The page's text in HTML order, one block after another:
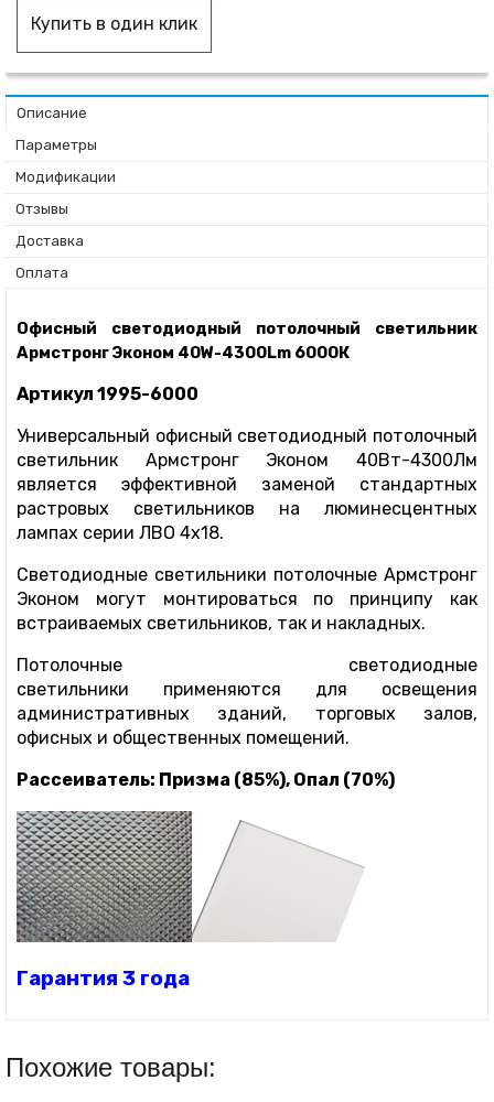
Купить в один клик
Описание
Параметры
Модификации
Отзывы
Доставка
Оплата
Офисный светодиодный потолочный светильник
Армстронг Эконом 40W-4300Lm 6000К
Артикул 1995-6000
Универсальный офисный светодиодный потолочный
светильник Армстронг Эконом 40Вт-4300Лм
является эффективной заменой стандартных
растровых светильников на люминесцентных
лампах серии ЛВО 4х18.
Светодиодные светильники потолочные Армстронг
Эконом могут монтироваться по принципу как
встраиваемых светильников, так и накладных.
Потолочные светодиодные
светильники применяются для освещения
административных зданий, торговых залов,
офисных и общественных помещений.
Рассеиватель: Призма (85%), Опал (70%)
Гарантия 3 года
Похожие товары: